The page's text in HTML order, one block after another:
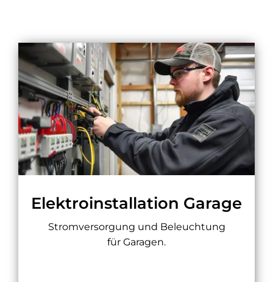
Elektroinstallation Garage
Stromversorgung und Beleuchtung
für Garagen.